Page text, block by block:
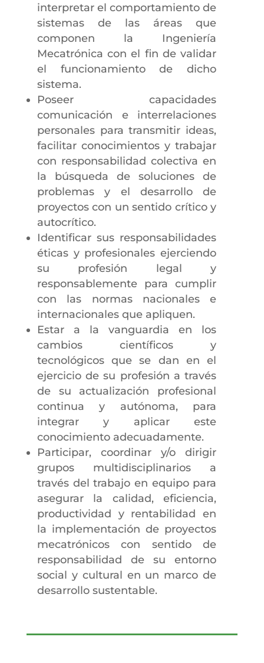
interpretar el comportamiento de
sistemas de las áreas que
componen la Ingeniería
Mecatrónica con el fin de validar
el funcionamiento de dicho
sistema.
Poseer capacidades
comunicación e interrelaciones
personales para transmitir ideas,
facilitar conocimientos y trabajar
con responsabilidad colectiva en
la búsqueda de soluciones de
problemas y el desarrollo de
proyectos con un sentido crítico y
autocrítico.
Identificar sus responsabilidades
éticas y profesionales ejerciendo
su profesión legal y
responsablemente para cumplir
con las normas nacionales e
internacionales que apliquen.
Estar a la vanguardia en los
cambios científicos y
tecnológicos que se dan en el
ejercicio de su profesión a través
de su actualización profesional
continua y autónoma, para
integrar y aplicar este
conocimiento adecuadamente.
Participar, coordinar y/o dirigir
grupos multidisciplinarios a
través del trabajo en equipo para
asegurar la calidad, eficiencia,
productividad y rentabilidad en
la implementación de proyectos
mecatrónicos con sentido de
responsabilidad de su entorno
social y cultural en un marco de
desarrollo sustentable.